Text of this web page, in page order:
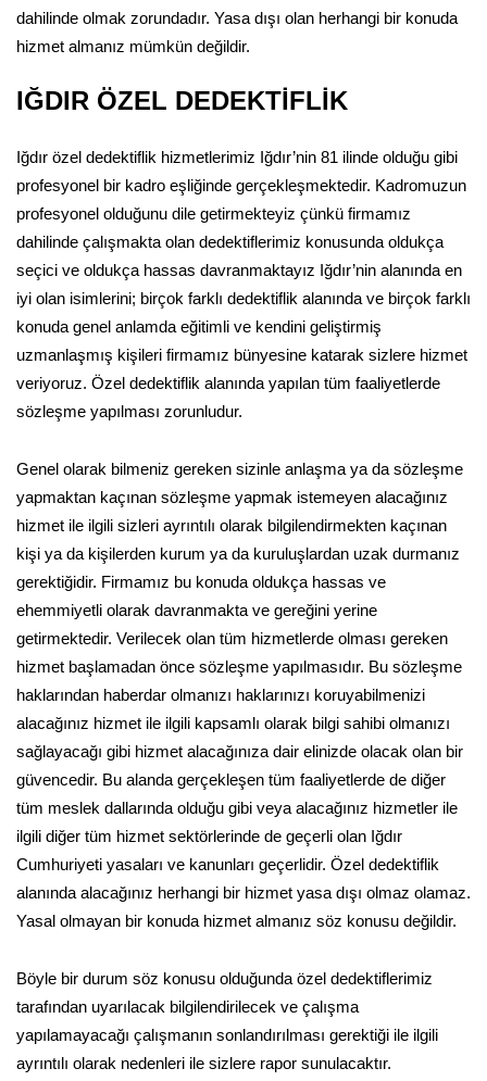
dahilinde olmak zorundadır. Yasa dışı olan herhangi bir konuda
hizmet almanız mümkün değildir.
IĞDIR ÖZEL DEDEKTİFLİK
Iğdır özel dedektiflik hizmetlerimiz Iğdır’nin 81 ilinde olduğu gibi
profesyonel bir kadro eşliğinde gerçekleşmektedir. Kadromuzun
profesyonel olduğunu dile getirmekteyiz çünkü firmamız
dahilinde çalışmakta olan dedektiflerimiz konusunda oldukça
seçici ve oldukça hassas davranmaktayız Iğdır’nin alanında en
iyi olan isimlerini; birçok farklı dedektiflik alanında ve birçok farklı
konuda genel anlamda eğitimli ve kendini geliştirmiş
uzmanlaşmış kişileri firmamız bünyesine katarak sizlere hizmet
veriyoruz. Özel dedektiflik alanında yapılan tüm faaliyetlerde
sözleşme yapılması zorunludur.
Genel olarak bilmeniz gereken sizinle anlaşma ya da sözleşme
yapmaktan kaçınan sözleşme yapmak istemeyen alacağınız
hizmet ile ilgili sizleri ayrıntılı olarak bilgilendirmekten kaçınan
kişi ya da kişilerden kurum ya da kuruluşlardan uzak durmanız
gerektiğidir. Firmamız bu konuda oldukça hassas ve
ehemmiyetli olarak davranmakta ve gereğini yerine
getirmektedir. Verilecek olan tüm hizmetlerde olması gereken
hizmet başlamadan önce sözleşme yapılmasıdır. Bu sözleşme
haklarından haberdar olmanızı haklarınızı koruyabilmenizi
alacağınız hizmet ile ilgili kapsamlı olarak bilgi sahibi olmanızı
sağlayacağı gibi hizmet alacağınıza dair elinizde olacak olan bir
güvencedir. Bu alanda gerçekleşen tüm faaliyetlerde de diğer
tüm meslek dallarında olduğu gibi veya alacağınız hizmetler ile
ilgili diğer tüm hizmet sektörlerinde de geçerli olan Iğdır
Cumhuriyeti yasaları ve kanunları geçerlidir. Özel dedektiflik
alanında alacağınız herhangi bir hizmet yasa dışı olmaz olamaz.
Yasal olmayan bir konuda hizmet almanız söz konusu değildir.
Böyle bir durum söz konusu olduğunda özel dedektiflerimiz
tarafından uyarılacak bilgilendirilecek ve çalışma
yapılamayacağı çalışmanın sonlandırılması gerektiği ile ilgili
ayrıntılı olarak nedenleri ile sizlere rapor sunulacaktır.